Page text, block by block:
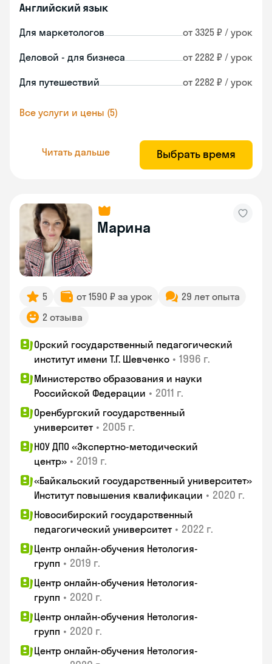
Английский язык
Для маркетологов от 3325 ₽ / урок
Деловой - для бизнеса от 2282 ₽ / урок
Для путешествий от 2282 ₽ / урок
Все услуги и цены (5)
Читать дальше Выбрать время
Марина
5 от 1590 ₽ за урок
29 лет опыта
2 отзыва
Орский государственный педагогический
институт имени Т.Г. Шевченко • 1996 г.
Министерство образования и науки
Российской Федерации • 2011 г.
Оренбургский государственный
университет • 2005 г.
НОУ ДПО «Экспертно-методический
центр» • 2019 г.
«Байкальский государственный университет»
Институт повышения квалификации • 2020 г.
Новосибирский государственный
педагогический университет • 2022 г.
Центр онлайн-обучения Нетология-
групп • 2019 г.
Центр онлайн-обучения Нетология-
групп • 2020 г.
Центр онлайн-обучения Нетология-
групп • 2020 г.
Центр онлайн-обучения Нетология-